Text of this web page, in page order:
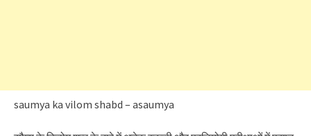
saumya ka vilom shabd – asaumya